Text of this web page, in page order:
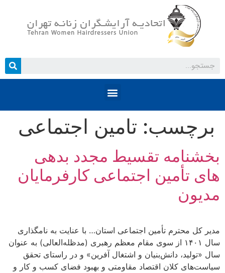
برچسب: تامین اجتماعی
بخشنامه تقسیط مجدد بدهی
های تأمین اجتماعی کارفرمایان
مدیون
مدیر کل محترم تأمین اجتماعی استان… با عنایت به نامگذاری
سال ۱۴۰۱ از سوی مقام معظم رهبری (مدظله‌العالی) به عنوان
سال «تولید، دانش‌بنیان و اشتغال آفرین» و در راستای تحقق
سیاست‌های کلان اقتصاد مقاومتی و بهبود فضای کسب و کار و